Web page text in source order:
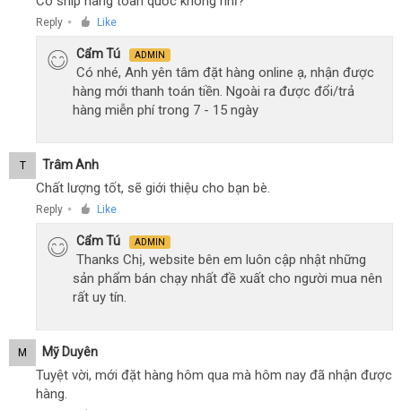
Reply ● Like
Cẩm Tú ADMIN
Có nhé, Anh yên tâm đặt hàng online ạ, nhận được
hàng mới thanh toán tiền. Ngoài ra được đổi/trả
hàng miễn phí trong 7 - 15 ngày
T Trâm Anh
Chất lượng tốt, sẽ giới thiệu cho bạn bè.
Reply ● Like
Cẩm Tú ADMIN
Thanks Chị, website bên em luôn cập nhật những
sản phẩm bán chạy nhất đề xuất cho người mua nên
rất uy tín.
M Mỹ Duyên
Tuyệt vời, mới đặt hàng hôm qua mà hôm nay đã nhận được
hàng.